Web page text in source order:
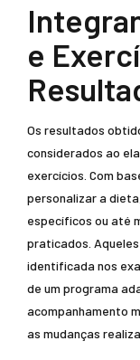
e
Os resultados
considerados ao
exercícios. Com
personalizar a
específicos ou até
praticados.
identificada nos
de um programa
acompanhamento
as mudanças